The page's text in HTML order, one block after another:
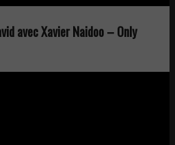
avec Xavier Naidoo – Only